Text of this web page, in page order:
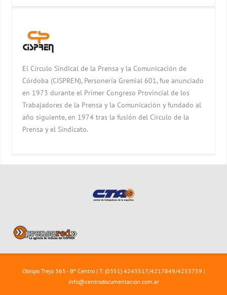
El Círculo Sindical de la Prensa y la Comunicación de
Córdoba (CISPREN), Personería Gremial 601, fue anunciado
en 1973 durante el Primer Congreso Provincial de los
Trabajadores de la Prensa y la Comunicación y fundado al
año siguiente, en 1974 tras la fusión del Círculo de la
Prensa y el Sindicato.
Obispo Trejo 365 - Bº Centro | T. (0351) 4243517/4217849/4253759 |
info@centrodocumentacion.com.ar